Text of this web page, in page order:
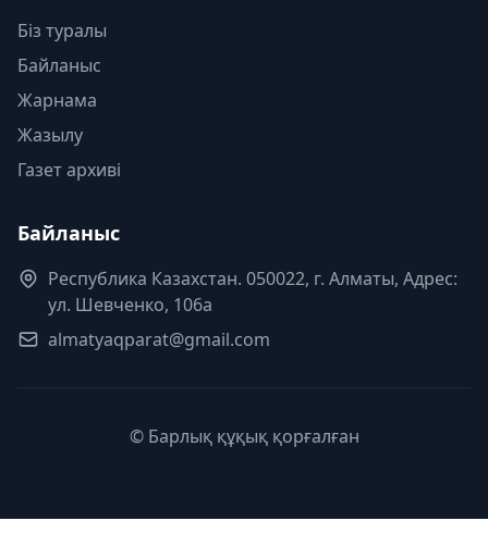
Біз туралы
Байланыс
Жарнама
Жазылу
Газет архиві
Байланыс
Республика Казахстан. 050022, г. Алматы, Адрес:
ул. Шевченко, 106а
almatyaqparat@gmail.com
© Барлық құқық қорғалған